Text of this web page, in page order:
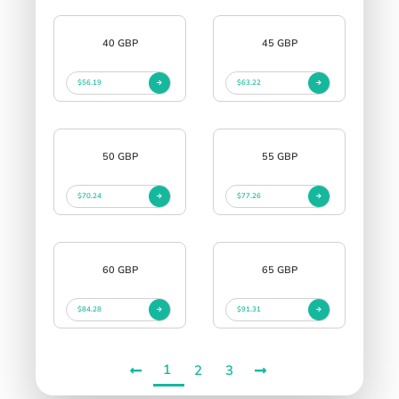
40 GBP
$56.19
45 GBP
$63.22
50 GBP
$70.24
55 GBP
$77.26
60 GBP
$84.28
65 GBP
$91.31
1 2 3